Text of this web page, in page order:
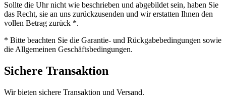
Sollte die Uhr nicht wie beschrieben und abgebildet sein, haben Sie
das Recht, sie an uns zurückzusenden und wir erstatten Ihnen den
vollen Betrag zurück *.
* Bitte beachten Sie die Garantie- und Rückgabebedingungen sowie
die Allgemeinen Geschäftsbedingungen.
Sichere Transaktion
Wir bieten sichere Transaktion und Versand.